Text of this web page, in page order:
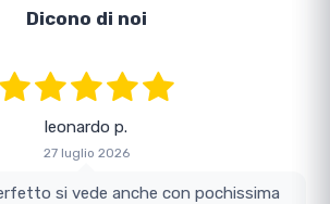
Dicono di noi
leonardo p.
27 luglio 2026
pochissima